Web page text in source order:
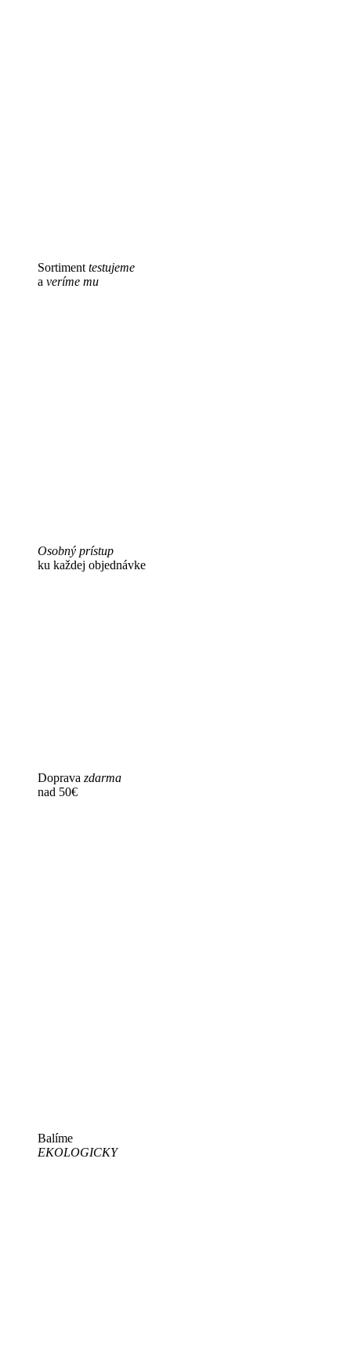
Sortiment testujeme
a veríme mu
Osobný prístup
ku každej objednávke
Doprava zdarma
nad 50€
Balíme
EKOLOGICKY